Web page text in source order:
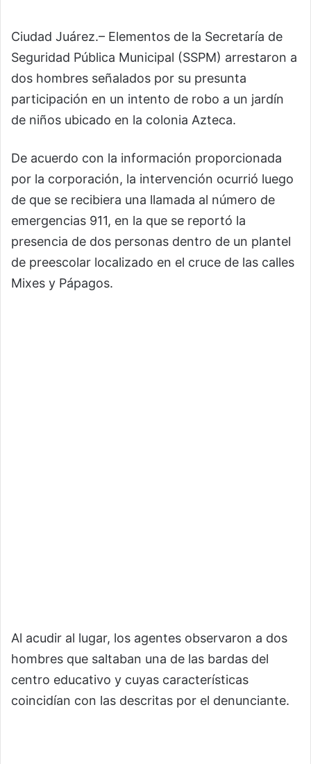
Ciudad Juárez.– Elementos de la Secretaría de
Seguridad Pública Municipal (SSPM) arrestaron a
dos hombres señalados por su presunta
participación en un intento de robo a un jardín
de niños ubicado en la colonia Azteca.
De acuerdo con la información proporcionada
por la corporación, la intervención ocurrió luego
de que se recibiera una llamada al número de
emergencias 911, en la que se reportó la
presencia de dos personas dentro de un plantel
de preescolar localizado en el cruce de las calles
Mixes y Pápagos.
Al acudir al lugar, los agentes observaron a dos
hombres que saltaban una de las bardas del
centro educativo y cuyas características
coincidían con las descritas por el denunciante.